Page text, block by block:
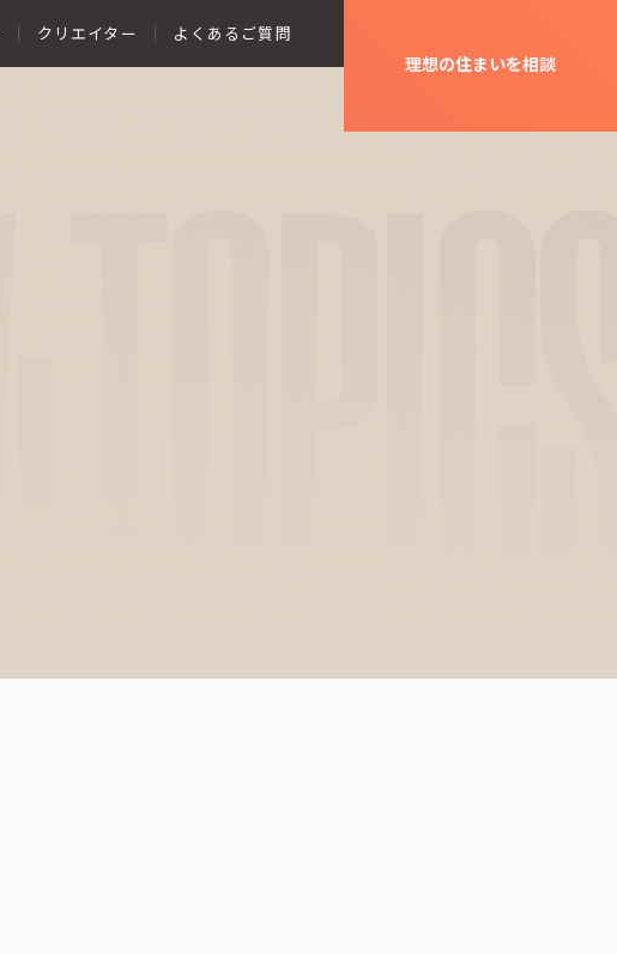
クリエイター よくあるご質問
理想の住まいを相談